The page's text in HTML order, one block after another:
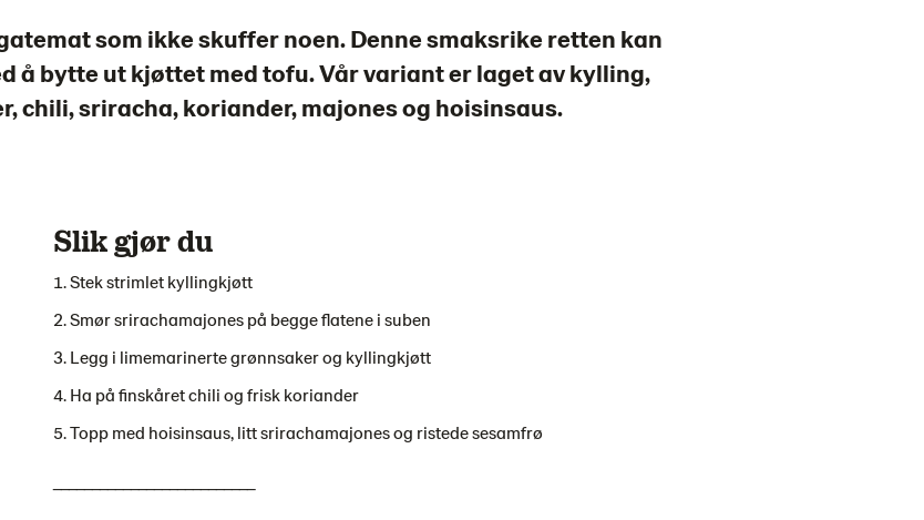
som ikke skuffer noen. Denne smaksrike retten kan
å bytte ut kjøttet med tofu. Vår variant er laget av kylling,
chili, sriracha, koriander, majones og hoisinsaus.
Slik gjør du
Stek strimlet kyllingkjøtt
Smør srirachamajones på begge flatene i suben
Legg i limemarinerte grønnsaker og kyllingkjøtt
Ha på finskåret chili og frisk koriander
Topp med hoisinsaus, litt srirachamajones og ristede sesamfrø